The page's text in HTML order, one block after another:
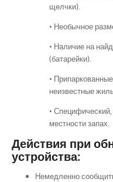
щелчки).
• Необычное
• Наличие на
(батарейки).
•
неизвестные
•
местности запах.
Действия при
устройства:
Немедленно